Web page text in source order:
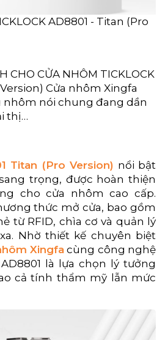
AD8801 - Titan (Pro
CHO CỬA NHÔM TICKLOCK
Cửa nhôm Xingfa
nhôm nói chung đang dần
thị…
Titan (Pro Version) nổi bật
trọng, được hoàn thiện
cho cửa nhôm cao cấp.
thức mở cửa, bao gồm
từ RFID, chìa cơ và quản lý
Nhờ thiết kế chuyên biệt
Xingfacùng công nghệ
là lựa chọn lý tưởng
cả tính thẩm mỹ lẫn mức